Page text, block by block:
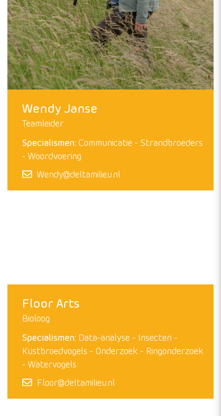
Wendy Janse
Teamleider
Specialismen: Communicatie
Strandbroeders
Woordvoering
Wendy@deltamilieu.nl